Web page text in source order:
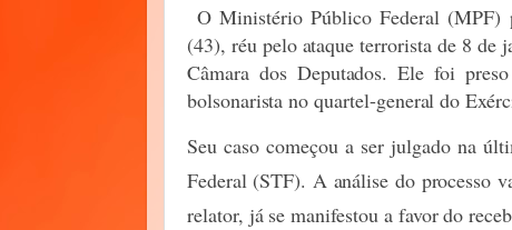
O Ministério Público Federal (MPF)
(43), réu pelo ataque terrorista de 8 de
Câmara dos Deputados. Ele foi
bolsonarista no quartel-general do
Seu caso começou a ser julgado na
Federal (STF). A análise do processo
relator, já se manifestou a favor do